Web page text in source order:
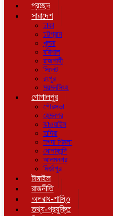
প্রচ্ছদ
সারাদেশ
ঢাকা
চট্টগ্রাম
খুলনা
বরিশাল
রাজশাহী
সিলেট
রংপুর
ময়মনসিংহ
গোপালপুর
পৌরসভা
হেমনগর
ঝাওয়াইল
হাদিরা
নগদা শিমলা
ধোপাকান্দি
আলমনগর
মির্জাপুর
টাঙ্গাইল
রাজনীতি
অপরাধ-শাস্তি
তথ্য-প্রযুক্তি